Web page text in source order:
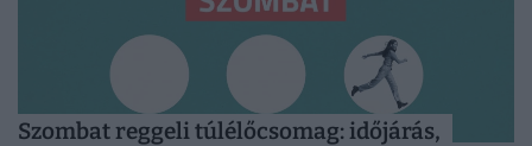
Szombat reggeli túlélőcsomag: időjárás,